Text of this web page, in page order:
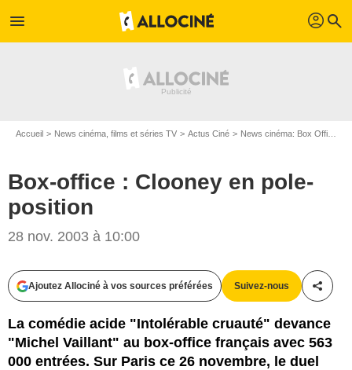
menu profil search
Accueil News cinéma, films et séries TV Actus Ciné News cinéma: Box Office
Box-office : Clooney en pole-
position
28 nov. 2003 à 10:00
Ajoutez Allociné à vos sources préférées Suivez-nous
La comédie acide "Intolérable cruauté" devance
"Michel Vaillant" au box-office français avec 563
000 entrées. Sur Paris ce 26 novembre, le duel